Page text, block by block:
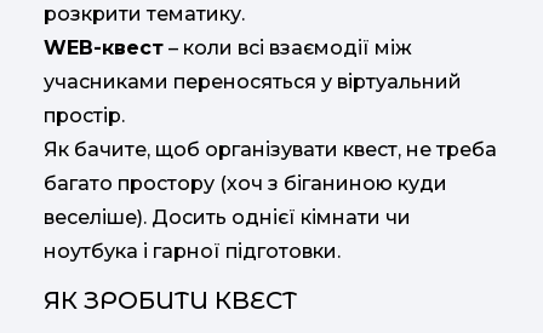
розкрити тематику.
WEB-квест – коли всі взаємодії між
учасниками переносяться у віртуальний
простір.
Як бачите, щоб організувати квест, не треба
багато простору (хоч з біганиною куди
веселіше). Досить однієї кімнати чи
ноутбука і гарної підготовки.
ЯК ЗРОБИТИ КВЕСТ